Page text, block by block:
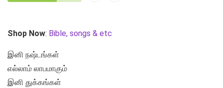
Shop Now: Bible, songs & etc
இனி நஷ்டங்கள்
எல்லாம் லாபமாகும்
இனி துக்கங்கள்